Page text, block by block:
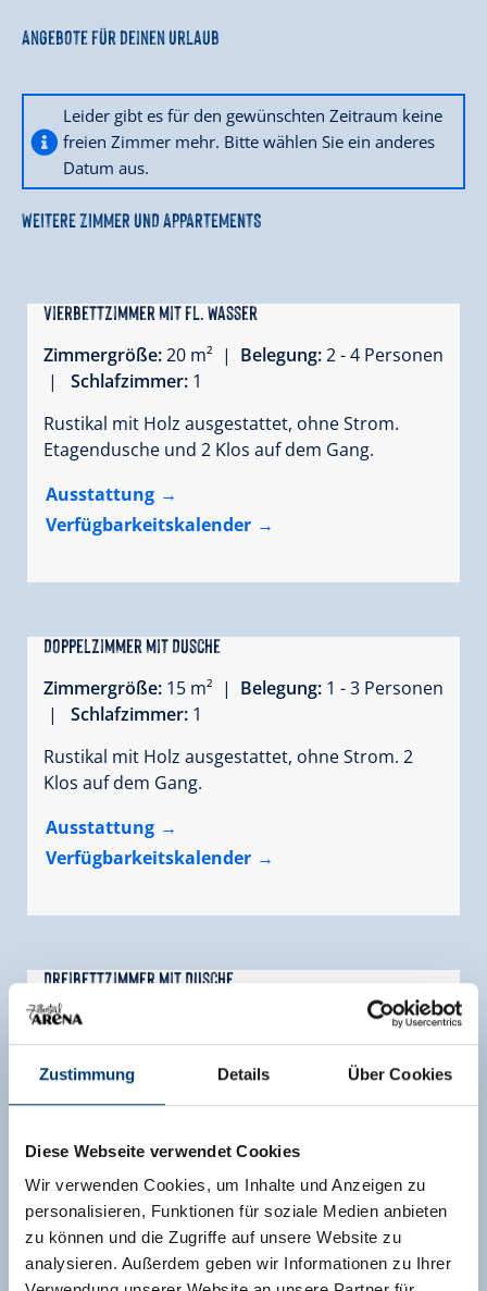
Zustimmung Details Über Cookies
Diese Webseite verwendet Cookies
Wir verwenden Cookies, um Inhalte und Anzeigen zu
personalisieren, Funktionen für soziale Medien anbieten
zu können und die Zugriffe auf unsere Website zu
analysieren. Außerdem geben wir Informationen zu Ihrer
Angebote für deinen Urlaub
Leider gibt es für den gewünschten Zeitraum keine
freien Zimmer mehr. Bitte wählen Sie ein anderes
Datum aus.
WEITERE ZIMMER UND APPARTEMENTS
Vierbettzimmer mit fl. Wasser
Zimmergröße:20 m² | Belegung:2 - 4 Personen
|
Schlafzimmer: 1
Rustikal mit Holz ausgestattet, ohne Strom.
Etagendusche und 2 Klos auf dem Gang.
Ausstattung
Verfügbarkeitskalender
Doppelzimmer mit Dusche
Zimmergröße: 15 m² | Belegung: 1 - 3 Personen
|
Schlafzimmer: 1
Rustikal mit Holz ausgestattet, ohne Strom. 2
Klos auf dem Gang.
Ausstattung
Verfügbarkeitskalender
Dreibettzimmer mit Dusche
Zimmergröße:
1 - 3 Personen
|Schlafzimmer:1
Rustikal mit Holz ausgestattet, ohne Strom.
Ausstattung
Verfügbarkeitskalender